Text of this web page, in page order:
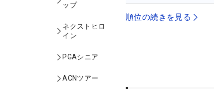
ップ
ネクストヒロ
イン
PGAシニア
ACNツアー
順位の続きを見る